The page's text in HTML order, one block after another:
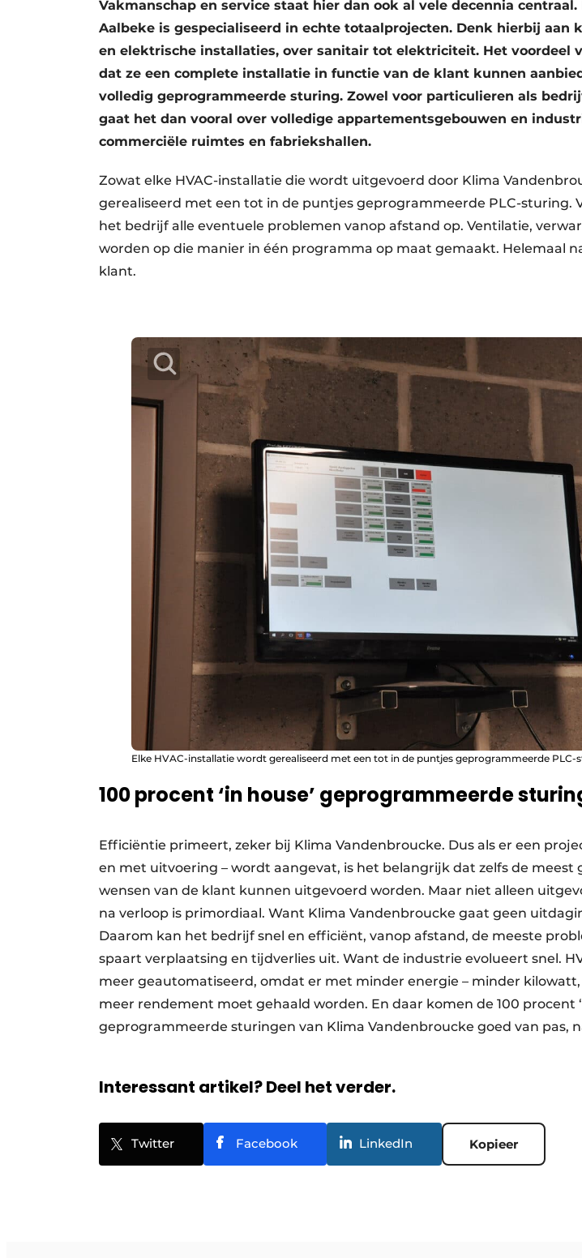
Vakmanschap en service staat hier dan ook al vele decennia
Aalbeke is gespecialiseerd in echte totaalprojecten. Denk hierbij aan
en elektrische installaties, over sanitair tot elektriciteit. Het voordeel
dat ze een complete installatie in functie van de klant kunnen
volledig geprogrammeerde sturing. Zowel voor particulieren als
gaat het dan vooral over volledige appartements­gebouwen en
commerciële ruimtes en fabriekshallen.
Zowat elke HVAC-installatie die wordt uitgevoerd door Klima
gerealiseerd met een tot in de puntjes geprogrammeerde PLC-sturing.
het bedrijf alle eventuele problemen vanop afstand op. Ventilatie,
worden op die manier in één programma op maat gemaakt. Helemaal
klant.
Elke HVAC-installatie wordt gerealiseerd met een tot in de puntjes geprogrammeerde PLC-
100 procent ‘in house’ geprogrammeerde
Efficiëntie primeert, zeker bij Klima Vandenbroucke. Dus als er een
en met uitvoering – wordt aangevat, is het belangrijk dat zelfs de meest
wensen van de klant kunnen uitgevoerd worden. Maar niet alleen
na verloop is primordiaal. Want Klima Vandenbroucke gaat geen
Daarom kan het bedrijf snel en efficiënt, vanop afstand, de meeste
spaart verplaatsing en tijdverlies uit. Want de industrie evolueert snel.
meer geautomatiseerd, omdat er met minder energie – minder kilowatt,
meer rendement moet gehaald worden. En daar komen de 100 procent
geprogrammeerde sturingen van Klima Vandenbroucke goed van pas,
Interessant artikel? Deel het verder.
Twitter Facebook LinkedIn Kopieer